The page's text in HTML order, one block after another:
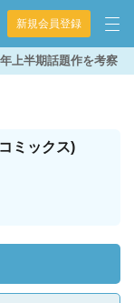
新規会員登録
上半期話題作を考察
ミックス)